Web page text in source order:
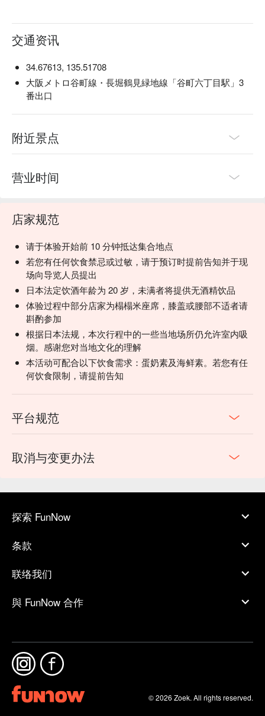
交通资讯
34.67613, 135.51708
大阪メトロ谷町線・長堀鶴見緑地線「谷町六丁目駅」3
番出口
附近景点
营业时间
店家规范
请于体验开始前 10 分钟抵达集合地点
若您有任何饮食禁忌或过敏，请于预订时提前告知并于现
场向导览人员提出
日本法定饮酒年龄为 20 岁，未满者将提供无酒精饮品
体验过程中部分店家为榻榻米座席，膝盖或腰部不适者请
斟酌参加
根据日本法规，本次行程中的一些当地场所仍允许室内吸
烟。感谢您对当地文化的理解
本活动可配合以下饮食需求：蛋奶素及海鲜素。若您有任
何饮食限制，请提前告知
平台规范
取消与变更办法
探索 FunNow
条款
联络我们
與 FunNow 合作
© 2026 Zoek. All rights reserved.